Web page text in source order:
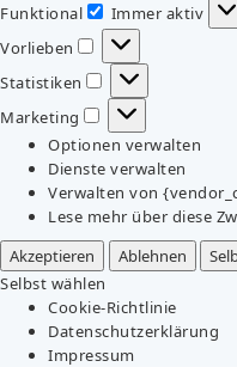
Funktional
Funktional
Immer aktiv
Vorlieben
Vorlieben
Statistiken
Statistiken
Marketing
Marketing
Optionen verwalten
Dienste verwalten
Verwalten von
Lese mehr über diese
Akzeptieren
Ablehnen
Selbst wählen
Cookie-Richtlinie
Datenschutzerklärung
Impressum